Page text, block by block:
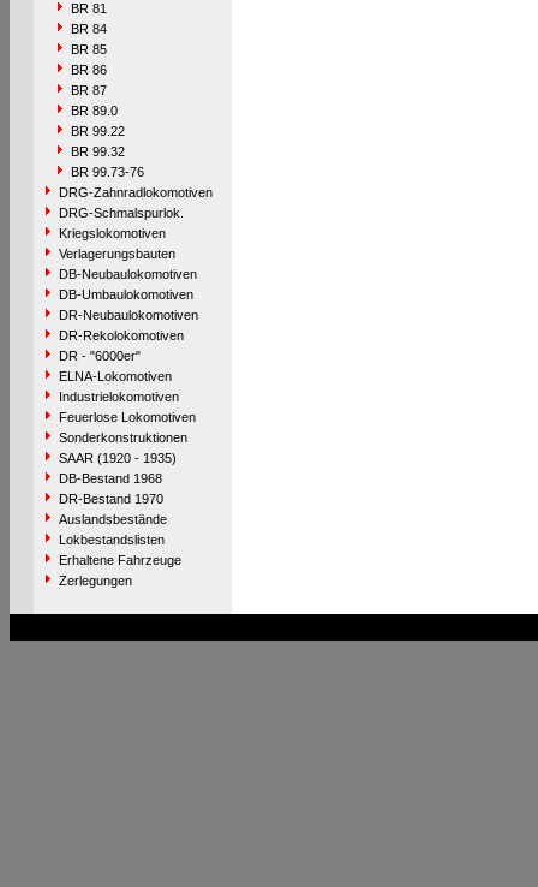
BR 81
BR 84
BR 85
BR 86
BR 87
BR 89.0
BR 99.22
BR 99.32
BR 99.73-76
DRG-Zahnradlokomotiven
DRG-Schmalspurlok.
Kriegslokomotiven
Verlagerungsbauten
DB-Neubaulokomotiven
DB-Umbaulokomotiven
DR-Neubaulokomotiven
DR-Rekolokomotiven
DR - "6000er"
ELNA-Lokomotiven
Industrielokomotiven
Feuerlose Lokomotiven
Sonderkonstruktionen
SAAR (1920 - 1935)
DB-Bestand 1968
DR-Bestand 1970
Auslandsbestände
Lokbestandslisten
Erhaltene Fahrzeuge
Zerlegungen